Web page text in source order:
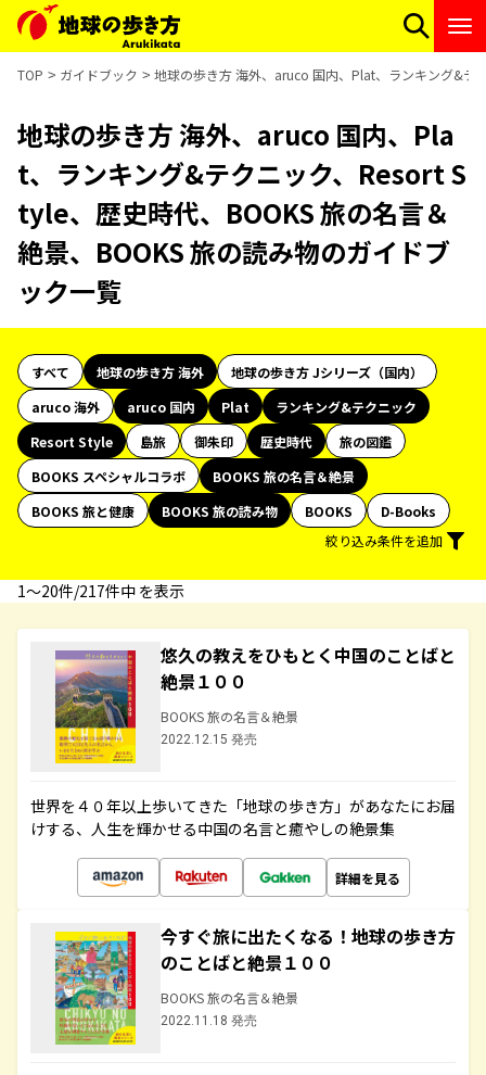
TOP ガイドブック 地球の歩き方 海外、aruco 国内、Plat、ランキング&テ
地球の歩き方 海外、aruco 国内、Pla
t、ランキング&テクニック、Resort S
tyle、歴史時代、BOOKS 旅の名言＆
絶景、BOOKS 旅の読み物のガイドブ
ック一覧
すべて 地球の歩き方 海外
地球の歩き方 Jシリーズ（国内）
aruco 海外
aruco 国内 Plat
ランキング&テクニック
Resort Style
島旅 御朱印 歴史時代
旅の図鑑
BOOKS スペシャルコラボ
BOOKS 旅の名言＆絶景
BOOKS 旅と健康
BOOKS 旅の読み物 BOOKS
D-Books
絞り込み条件を追加
1〜20件/217件中 を表示
悠久の教えをひもとく中国のことばと
絶景１００
BOOKS 旅の名言＆絶景
2022.12.15 発売
世界を４０年以上歩いてきた「地球の歩き方」があなたにお届
けする、人生を輝かせる中国の名言と癒やしの絶景集
詳細を見る
今すぐ旅に出たくなる！地球の歩き方
のことばと絶景１００
BOOKS 旅の名言＆絶景
2022.11.18 発売